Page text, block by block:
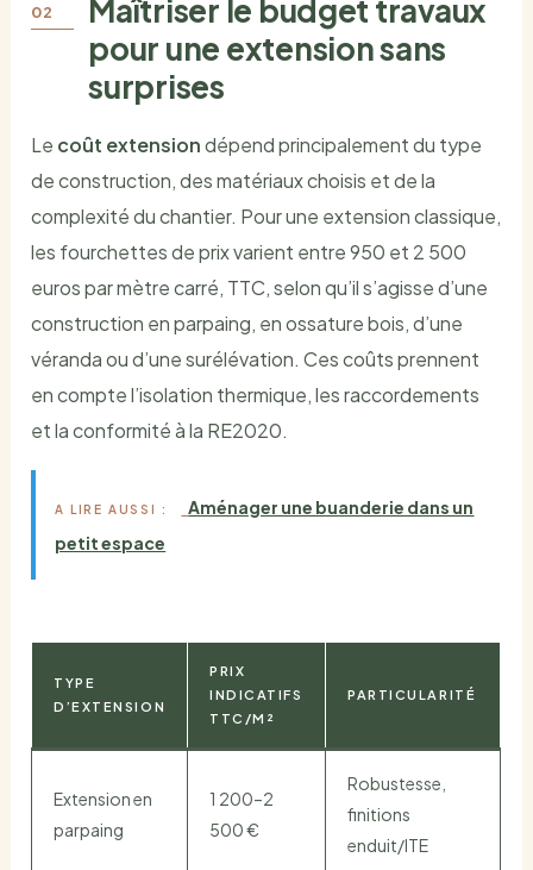
Maîtriser le budget travaux
pour une extension sans
surprises
Le coût extensiondépend principalement du type
de construction, des matériaux choisis et de la
complexité du chantier. Pour une extension classique,
les fourchettes de prix varient entre 950 et 2 500
euros par mètre carré, TTC, selon qu’il s’agisse d’une
construction en parpaing, en ossature bois, d’une
véranda ou d’une surélévation. Ces coûts prennent
en compte l’isolation thermique, les raccordements
et la conformité à la RE2020.
A LIRE AUSSI :
Aménager une buanderie dans un
petit espace
TYPE
D’EXTENSION
PRIX
INDICATIFS
TTC/M²
PARTICULARITÉ
Extension en
parpaing
1 200–2
500 €
Robustesse,
finitions
enduit/ITE